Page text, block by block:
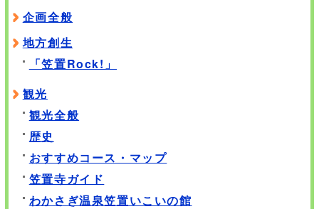
企画全般
地方創生
「笠置Rock!」
観光
観光全般
歴史
おすすめコース・マップ
笠置寺ガイド
わかさぎ温泉笠置いこいの館